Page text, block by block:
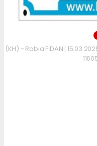
(KH) - Rabia FİDAN |